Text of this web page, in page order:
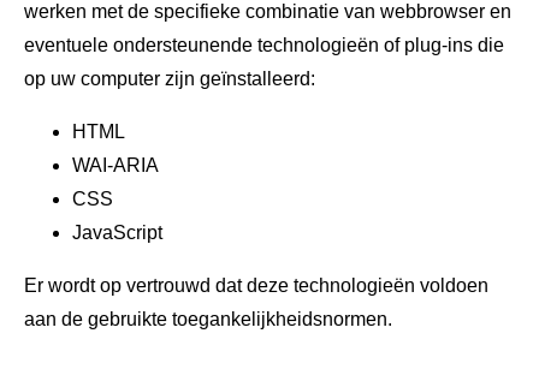
werken met de specifieke combinatie van webbrowser en
eventuele ondersteunende technologieën of plug-ins die
op uw computer zijn geïnstalleerd:
HTML
WAI-ARIA
CSS
JavaScript
Er wordt op vertrouwd dat deze technologieën voldoen
aan de gebruikte toegankelijkheidsnormen.